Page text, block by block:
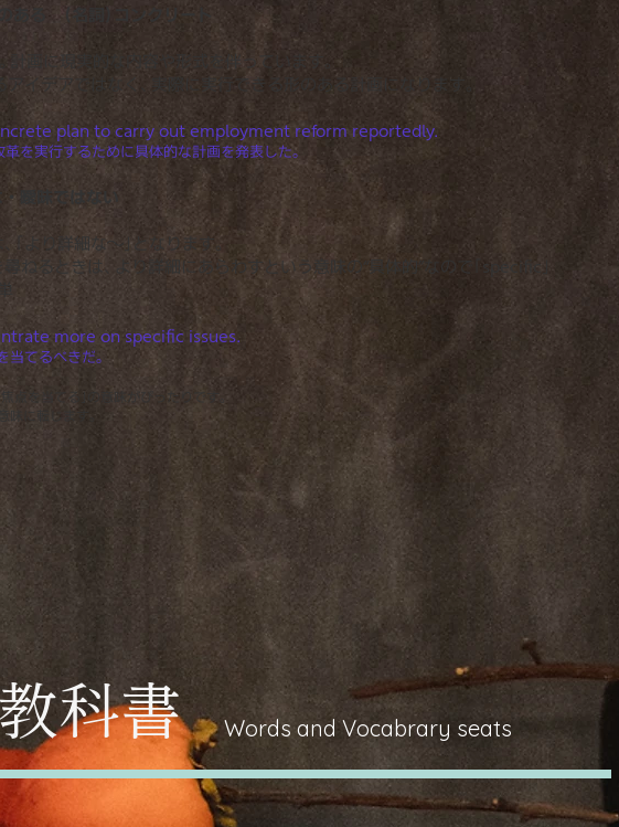
る （名詞）コンクリート
計画に現実的な内容や形式を伴っています。
イデアではなく、実際に実行できる形のある計画になります。
plan to carry out employment reform reportedly.
実行するために具体的な計画を発表した。
・曖昧ではない
より詳細な～」となります。
ねるときは、より詳細にあらわすという意味の“具体的”なので「specific」
more on specific issues.
てるべきだ。
点を当てる」の意味がぴったりです
味に転じます。
科書 Words and Vocabrary seats